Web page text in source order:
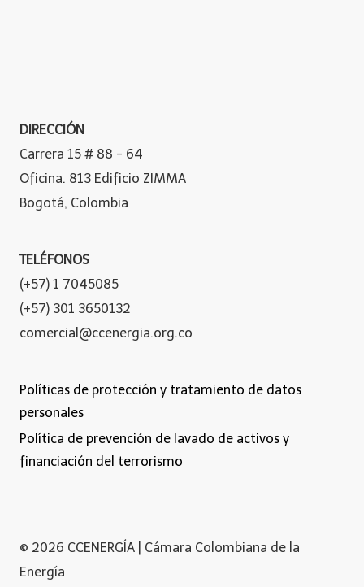
DIRECCIÓN
Carrera 15 # 88 - 64
Oficina. 813 Edificio ZIMMA
Bogotá, Colombia
TELÉFONOS
(+57) 1 7045085
(+57) 301 3650132
comercial@ccenergia.org.co
Políticas de protección y tratamiento de datos
personales
Política de prevención de lavado de activos y
financiación del terrorismo
© 2026 CCENERGÍA | Cámara Colombiana de la
Energía